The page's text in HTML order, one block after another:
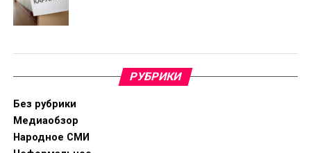
РУБРИКИ
Без рубрики
Медиаобзор
Народное СМИ